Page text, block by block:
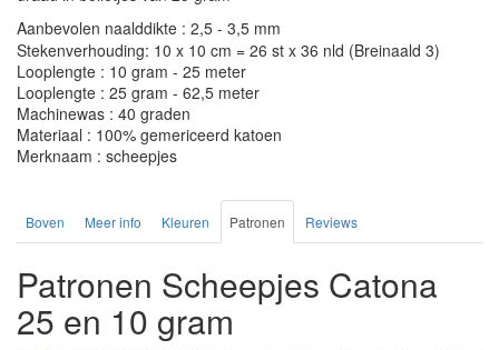
Aanbevolen naalddikte : 2,5 - 3,5 mm
Stekenverhouding: 10 x 10 cm = 26 st x 36 nld (Breinaald 3)
Looplengte : 10 gram - 25 meter
Looplengte : 25 gram - 62,5 meter
Machinewas : 40 graden
Materiaal : 100% gemericeerd katoen
Merknaam : scheepjes
Boven Meer info Kleuren Patronen Reviews
Patronen Scheepjes Catona
25 en 10 gram